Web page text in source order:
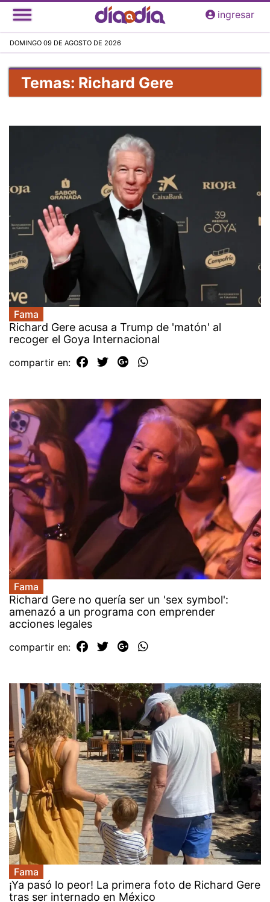
Pasar
al
principal
ingresar
DOMINGO 09 DE AGOSTO DE 2026
Temas: Richard Gere
Fama
Richard Gere acusa a Trump de 'matón' al
recoger el Goya Internacional
compartir en:
Fama
Richard Gere no quería ser un 'sex symbol':
amenazó a un programa con emprender
acciones legales
compartir en:
Fama
¡Ya pasó lo peor! La primera foto de Richard Gere
tras ser internado en México